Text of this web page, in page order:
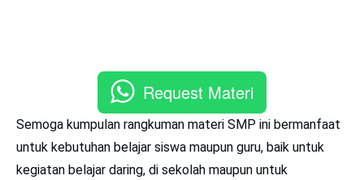
Request Materi
Semoga kumpulan rangkuman materi SMP ini bermanfaat
untuk kebutuhan belajar siswa maupun guru, baik untuk
kegiatan belajar daring, di sekolah maupun untuk